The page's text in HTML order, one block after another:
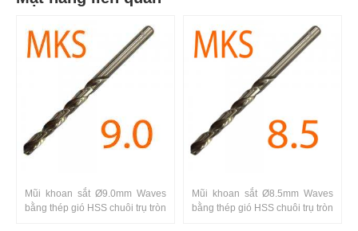
Mũi khoan sắt Ø9.0mm Waves
bằng thép gió HSS chuôi trụ tròn
Mũi khoan sắt Ø8.5mm Waves
bằng thép gió HSS chuôi trụ tròn